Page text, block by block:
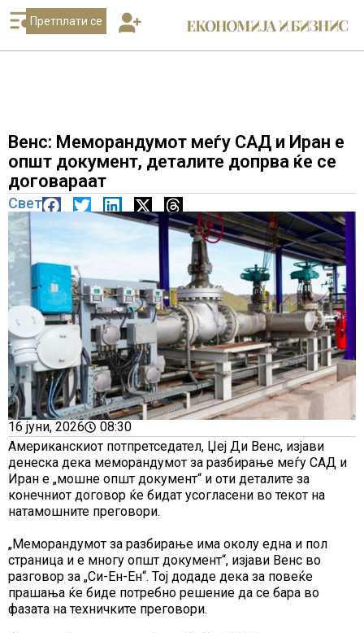
Претплати се
Венс: Меморандумот меѓу САД и Иран е
општ документ, деталите допрва ќе се
договараат
Свет
16 јуни, 2026
08:30
Американскиот потпретседател, Џеј Ди Венс, изјави
денеска дека меморандумот за разбирање меѓу САД и
Иран е „мошне општ документ“ и оти деталите за
конечниот договор ќе бидат усогласени во текот на
натамошните преговори.
„Меморандумот за разбирање има околу една и пол
страница и е многу општ документ“, изјави Венс во
разговор за „Си-Ен-Ен“. Тој додаде дека за повеќе
прашања ќе биде потребно решение да се бара во
фазата на техничките преговори.